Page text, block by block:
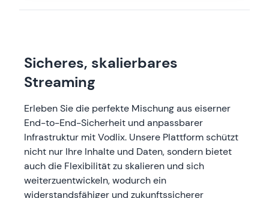
Sicheres, skalierbares
Streaming
Erleben Sie die perfekte Mischung aus eiserner
End-to-End-Sicherheit und anpassbarer
Infrastruktur mit Vodlix. Unsere Plattform schützt
nicht nur Ihre Inhalte und Daten, sondern bietet
auch die Flexibilität zu skalieren und sich
weiterzuentwickeln, wodurch ein
widerstandsfähiger und zukunftssicherer